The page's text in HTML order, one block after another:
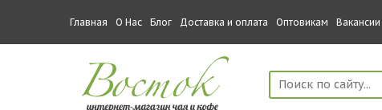
Главная О Нас Блог Доставка и оплата Оптовикам Вакансии